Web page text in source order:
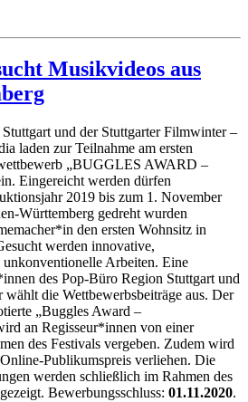
Musikvideos aus
und der Stuttgarter Filmwinter –
laden zur Teilnahme am ersten
„BUGGLES AWARD –
Eingereicht werden dürfen
2019 bis zum 1. November
Württemberg gedreht wurden
den ersten Wohnsitz in
werden innovative,
Arbeiten. Eine
des Pop-Büro Region Stuttgart und
die Wettbewerbsbeiträge aus. Der
„Buggles Award –
an Regisseur*innen von einer
des Festivals vergeben. Zudem wird
Publikumspreis verliehen. Die
werden schließlich im Rahmen des
Bewerbungsschluss: 01.11.2020.